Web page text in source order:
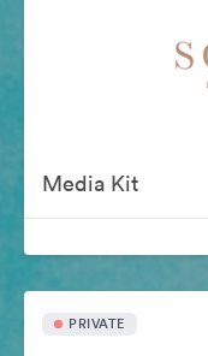
Media Kit
PRIVATE